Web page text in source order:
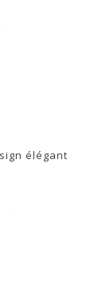
élégant